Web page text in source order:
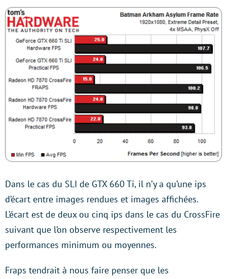
Dans le cas du SLI de GTX 660 Ti, il n’y a qu’une ips
d’écart entre images rendues et images affichées.
L’écart est de deux ou cinq ips dans le cas du CrossFire
suivant que l’on observe respectivement les
performances minimum ou moyennes.
Fraps tendrait à nous faire penser que les